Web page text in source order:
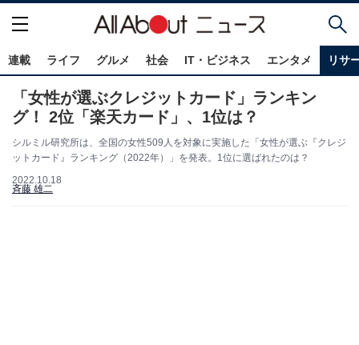
連載 ライフ グルメ 社会 IT・ビジネス エンタメ リサ
「女性が選ぶクレジットカード」ランキン
グ！ 2位「楽天カード」、1位は？
シルミル研究所は、全国の女性509人を対象に実施した「女性が選ぶ『クレジ
ットカード』ランキング（2022年）」を発表。1位に選ばれたのは？
2022.10.18
斉藤 雄二